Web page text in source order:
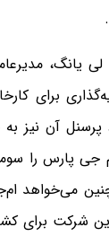
جی پارس را
می‌خواهد
شرکت برای